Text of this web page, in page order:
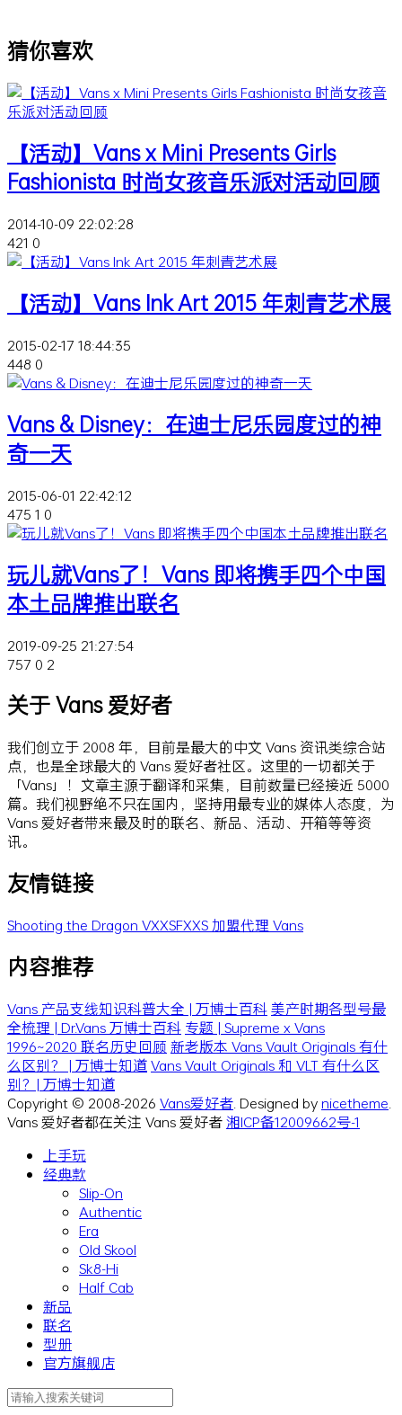
猜你喜欢
【活动】Vans x Mini Presents Girls
Fashionista 时尚女孩音乐派对活动回顾
2014-10-09 22:02:28
421 0
【活动】Vans Ink Art 2015 年刺青艺术展
2015-02-17 18:44:35
448 0
Vans & Disney：在迪士尼乐园度过的神
奇一天
2015-06-01 22:42:12
475 1 0
玩儿就Vans了！Vans 即将携手四个中国
本土品牌推出联名
2019-09-25 21:27:54
757 0 2
关于 Vans 爱好者
我们创立于 2008 年，目前是最大的中文 Vans 资讯类综合站
点，也是全球最大的 Vans 爱好者社区。这里的一切都关于
「Vans」！文章主源于翻译和采集，目前数量已经接近 5000
篇。我们视野绝不只在国内，坚持用最专业的媒体人态度，为
Vans 爱好者带来最及时的联名、新品、活动、开箱等等资
讯。
友情链接
Shooting the Dragon VXXSFXXS加盟代理 Vans
内容推荐
Vans 产品支线知识科普大全 | 万博士百科美产时期各型号最
全梳理 | Dr.Vans 万博士百科 专题 | Supreme x Vans
1996~2020 联名历史回顾 新老版本 Vans Vault Originals 有什
么区别？ | 万博士知道Vans Vault Originals 和 VLT 有什么区
别？| 万博士知道
Copyright © 2008-2026 Vans爱好者 . Designed bynicetheme
Vans 爱好者都在关注 Vans 爱好者湘ICP备12009662号-1
上手玩
经典款
Slip-On
Authentic
Era
Old Skool
Sk8-Hi
Half Cab
新品
联名
型册
官方旗舰店